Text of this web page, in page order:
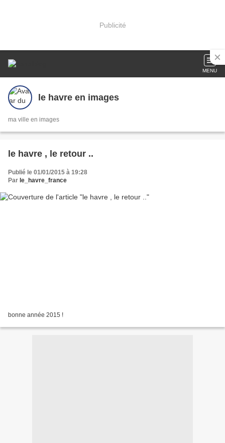
Publicité
MENU
le havre en images
ma ville en images
le havre , le retour ..
Publié le 01/01/2015 à 19:28
Par le_havre_france
bonne année 2015 !